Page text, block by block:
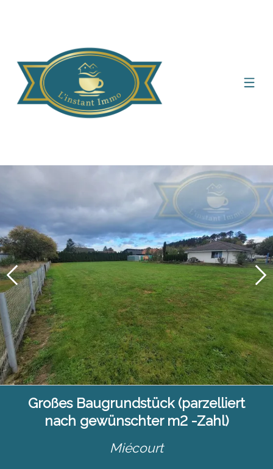
Großes Baugrundstück (parzelliert
nach gewünschter m2 -Zahl)
Miécourt